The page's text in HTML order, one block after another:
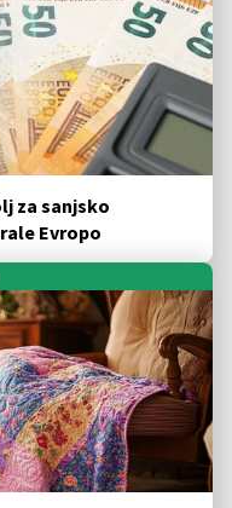
za sanjsko
Evropo